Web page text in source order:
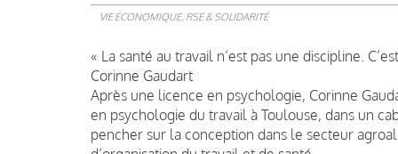
VIE ÉCONOMIQUE, RSE & SOLIDARITÉ
« La santé au travail n’est pas une discipline.
Corinne Gaudart
Après une licence en psychologie, Corinne
en psychologie du travail à Toulouse, dans un
pencher sur la conception dans le secteur